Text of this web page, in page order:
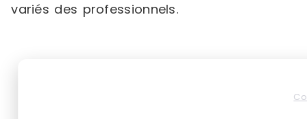
variés des professionnels.